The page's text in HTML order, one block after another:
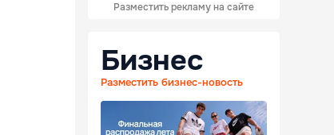
Разместить рекламу на сайте
Бизнес
Разместить бизнес-новость